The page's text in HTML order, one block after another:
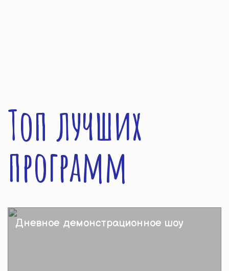
Топ лучших
программ
Дневное демонстрационное шоу